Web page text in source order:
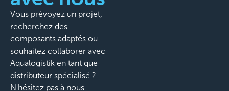
Vous prévoyez un projet,
recherchez des
composants adaptés ou
souhaitez collaborer avec
Aqualogistik en tant que
distributeur spécialisé ?
N'hésitez pas à nous